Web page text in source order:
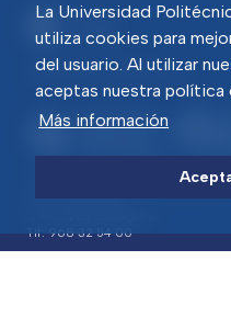
La Universidad
utiliza cookies para
del usuario. Al utilizar
aceptas nuestra política
Más información
ACCESOS DIRECTOS
Pza. del Cronista Isidoro Valverde
Edif. La Milagrosa
Tlf: 968 32 54 00